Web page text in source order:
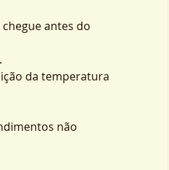
antes do
da temperatura
não